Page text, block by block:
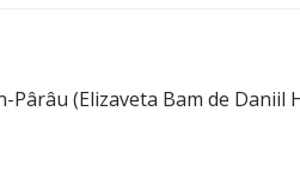
Pârâu (Elizaveta Bam de Daniil